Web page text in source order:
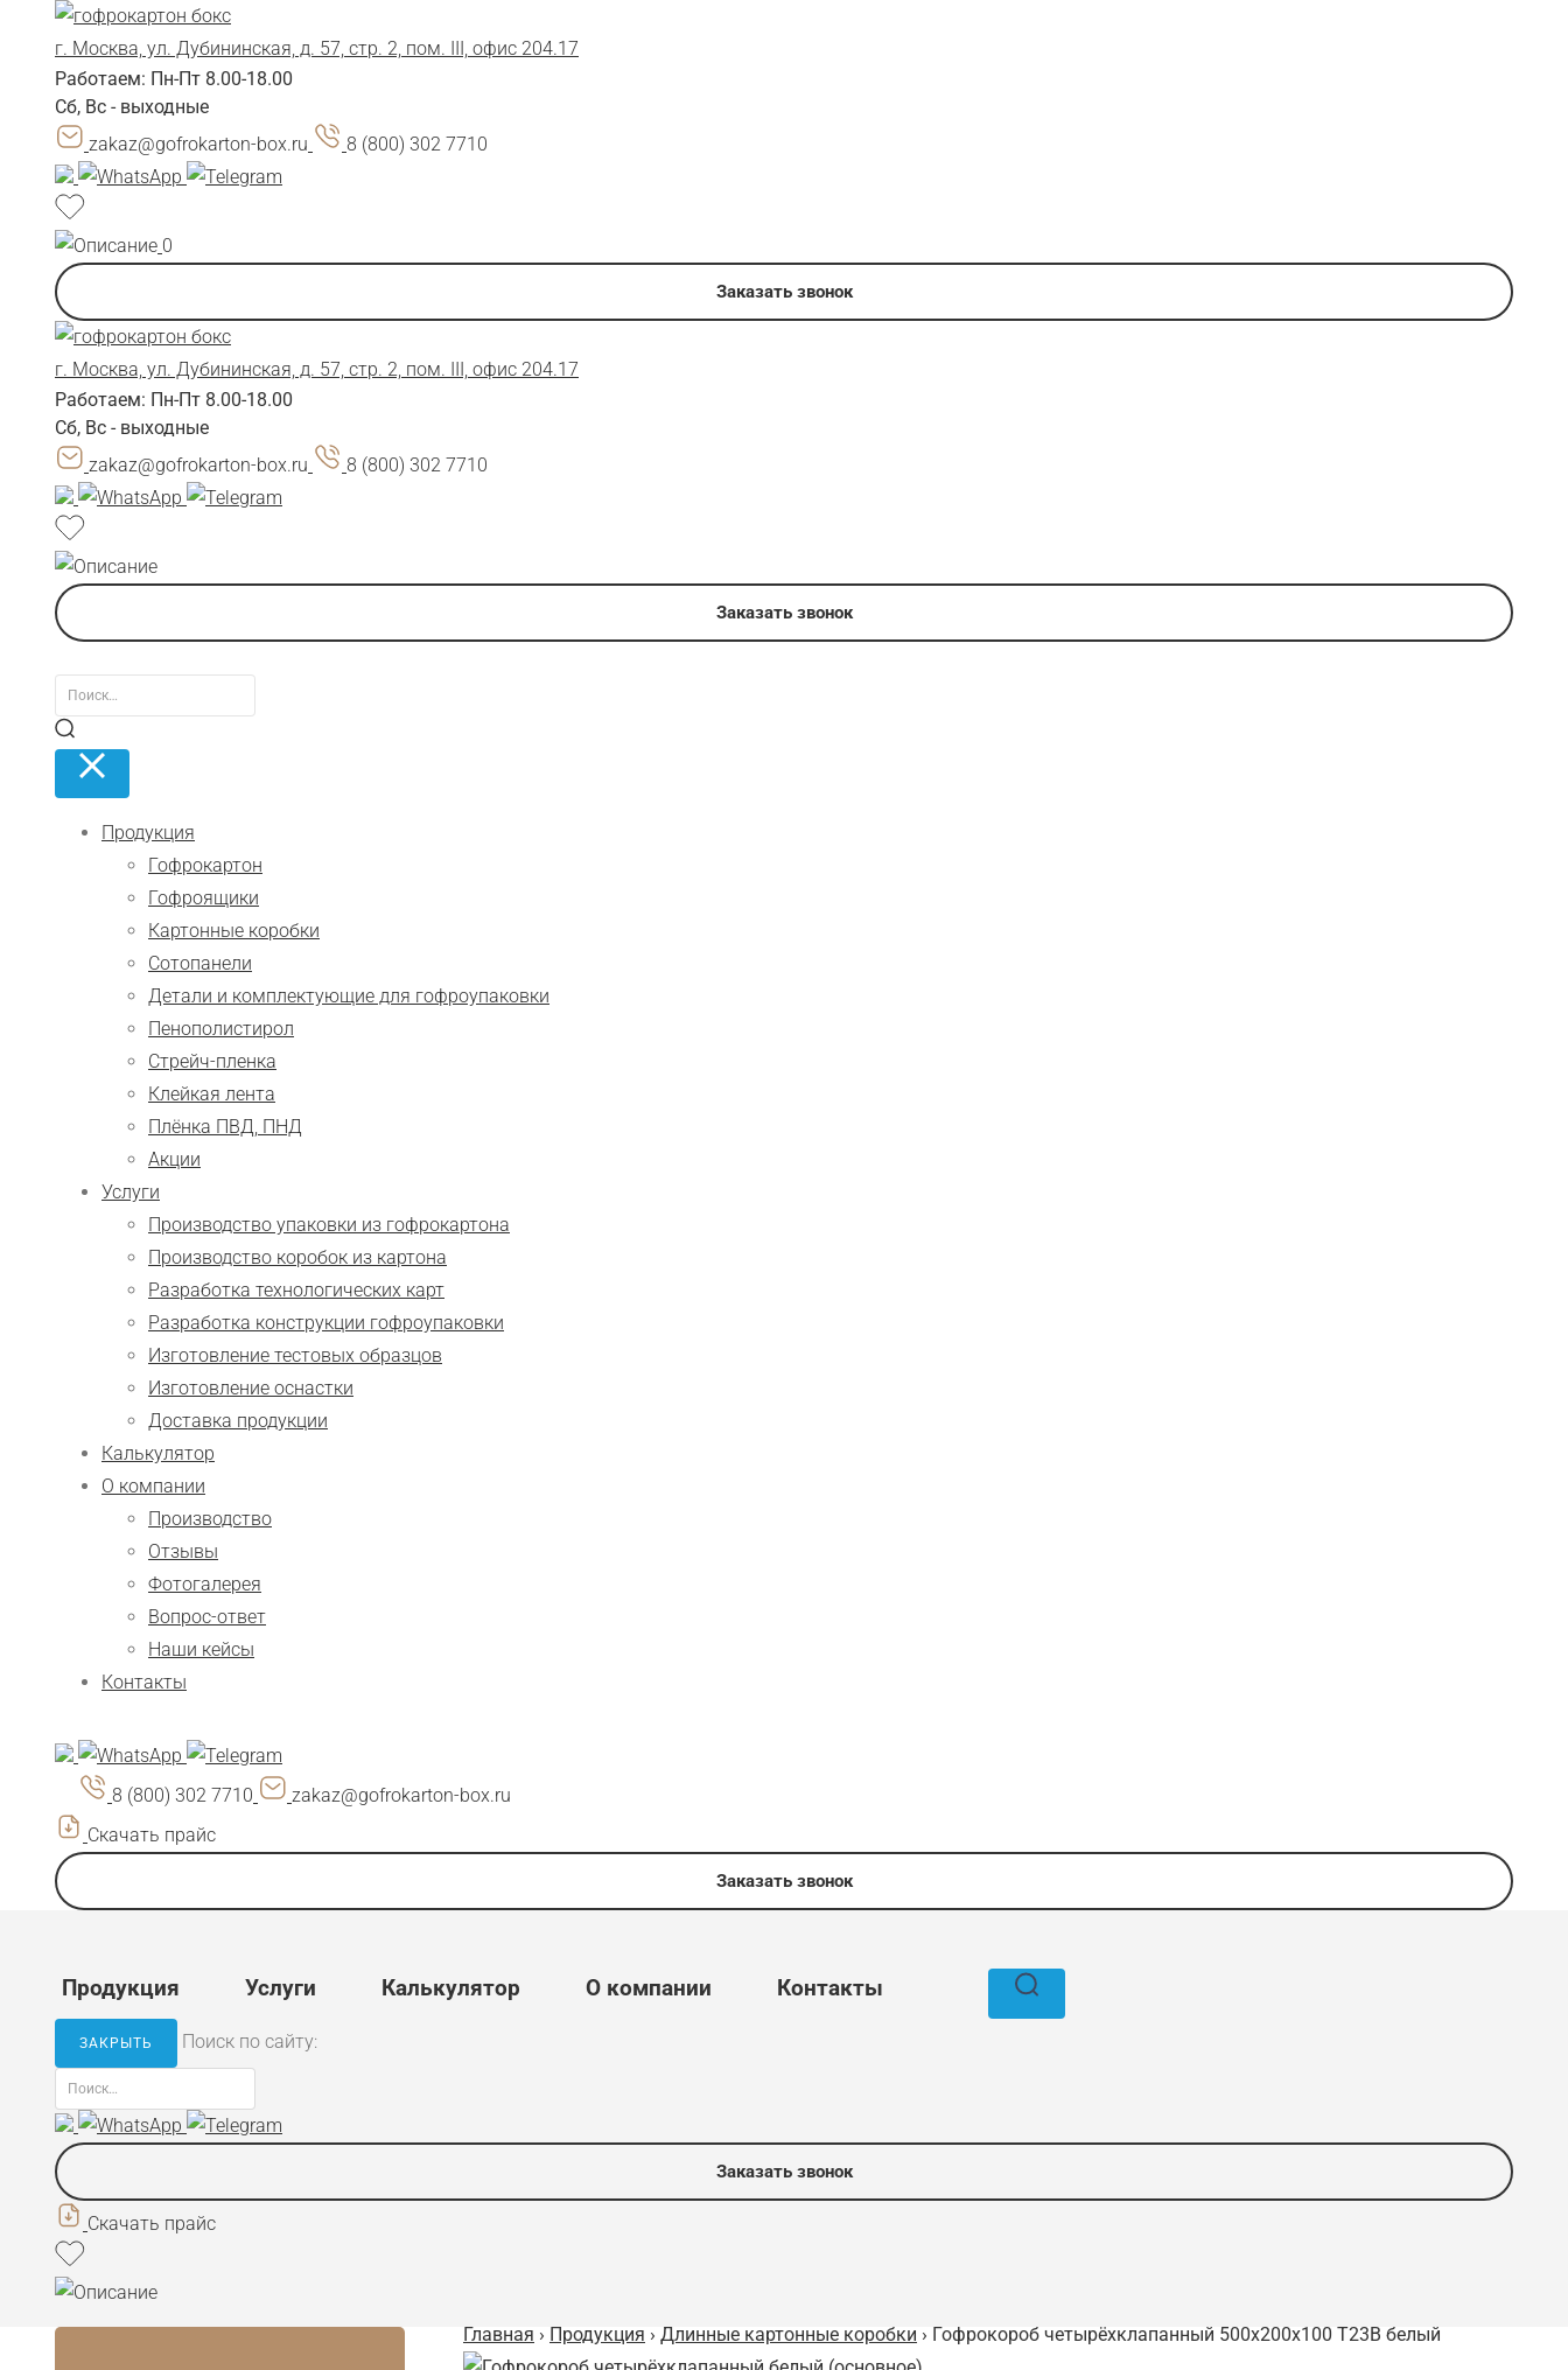
г. Москва, ул. Дубининская, д. 57, стр. 2, пом. III, офис 204.17
Работаем: Пн-Пт 8.00-18.00
Сб, Вс - выходные
zakaz@gofrokarton-box.ru
8 (800) 302 7710
0
Заказать звонок
г. Москва, ул. Дубининская, д. 57, стр. 2, пом. III, офис 204.17
Работаем: Пн-Пт 8.00-18.00
Сб, Вс - выходные
zakaz@gofrokarton-box.ru
8 (800) 302 7710
Заказать звонок
Продукция
Гофрокартон
Гофроящики
Картонные коробки
Сотопанели
Детали и комплектующие для гофроупаковки
Пенополистирол
Стрейч-пленка
Клейкая лента
Плёнка ПВД, ПНД
Акции
Услуги
Производство упаковки из гофрокартона
Производство коробок из картона
Разработка технологических карт
Разработка конструкции гофроупаковки
Изготовление тестовых образцов
Изготовление оснастки
Доставка продукции
Калькулятор
О компании
Производство
Отзывы
Фотогалерея
Вопрос-ответ
Наши кейсы
Контакты
8 (800) 302 7710
zakaz@gofrokarton-box.ru
Скачать прайс
Заказать звонок
Продукция Услуги Калькулятор О компании Контакты
ЗАКРЫТЬ Поиск по сайту:
Заказать звонок
Скачать прайс
Главная › Продукция › Длинные картонные коробки › Гофрокороб четырёхклапанный 500х200х100 Т23В белый